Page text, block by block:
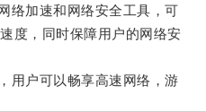
加速和网络安全工具，可
度，同时保障用户的网络安
户可以畅享高速网络，游